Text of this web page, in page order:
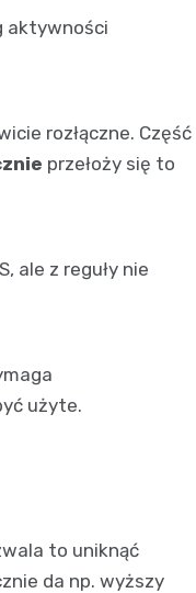
aktywności
rozłączne. Część
przełoży się to
ale z reguły nie
użyte.
to uniknąć
da np. wyższy